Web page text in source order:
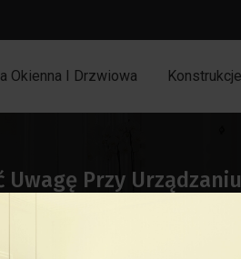
Okienna I Drzwiowa
Przy